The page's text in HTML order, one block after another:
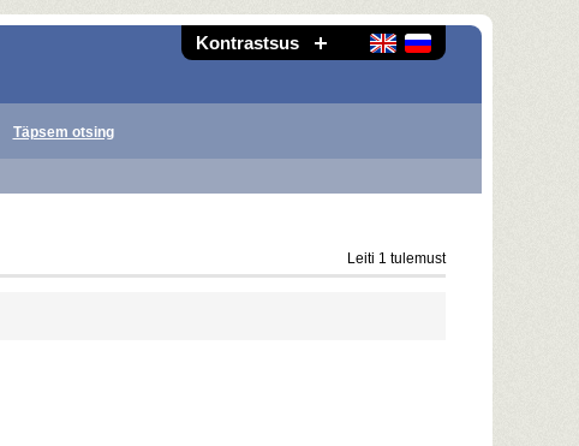
Kontrastsus
Täpsem otsing
Leiti 1 tulemust